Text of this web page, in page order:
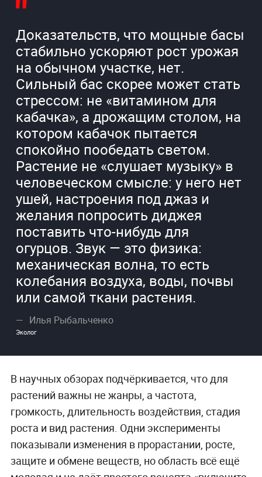
Доказательств, что мощные басы
стабильно ускоряют рост урожая
на обычном участке, нет.
Сильный бас скорее может стать
стрессом: не «витамином для
кабачка», а дрожащим столом, на
котором кабачок пытается
спокойно пообедать светом.
Растение не «слушает музыку» в
человеческом смысле: у него нет
ушей, настроения под джаз и
желания попросить диджея
поставить что-нибудь для
огурцов. Звук — это физика:
механическая волна, то есть
колебания воздуха, воды, почвы
или самой ткани растения.
Илья Рыбальченко
Эколог
В научных обзорах подчёркивается, что для
растений важны не жанры, а частота,
громкость, длительность воздействия, стадия
роста и вид растения. Одни эксперименты
показывали изменения в прорастании, росте,
защите и обмене веществ, но область всё ещё